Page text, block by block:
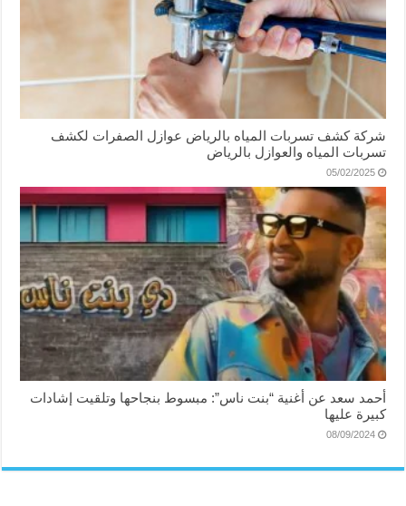
شركة كشف تسربات المياه بالرياض عوازل الصفرات لكشف
تسربات المياه والعوازل بالرياض
05/02/2025
أحمد سعد عن أغنية “بنت ناس”: مبسوط بنجاحها وتلقيت إشادات
كبيرة عليها
08/09/2024